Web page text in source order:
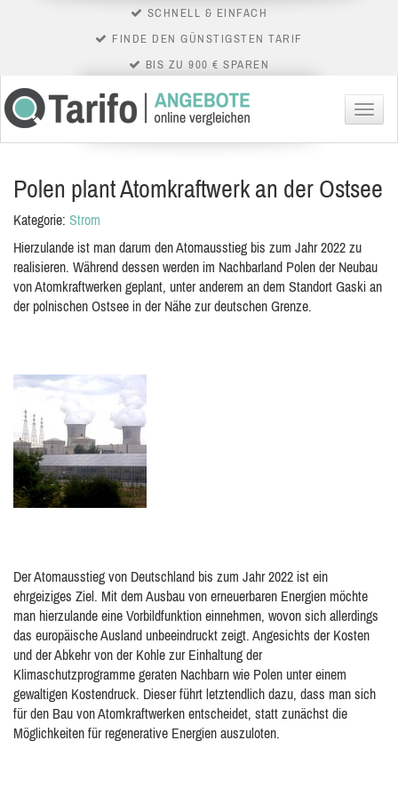
SCHNELL & EINFACH
FINDE DEN GÜNSTIGSTEN TARIF
BIS ZU 900 € SPAREN
Menü
Polen plant Atomkraftwerk an der Ostsee
Kategorie: Strom
Hierzulande ist man darum den Atomausstieg bis zum Jahr 2022 zu
realisieren. Während dessen werden im Nachbarland Polen der Neubau
von Atomkraftwerken geplant, unter anderem an dem Standort Gaski an
der polnischen Ostsee in der Nähe zur deutschen Grenze.
Der Atomausstieg von Deutschland bis zum Jahr 2022 ist ein
ehrgeiziges Ziel. Mit dem Ausbau von erneuerbaren Energien möchte
man hierzulande eine Vorbildfunktion einnehmen, wovon sich allerdings
das europäische Ausland unbeeindruckt zeigt. Angesichts der Kosten
und der Abkehr von der Kohle zur Einhaltung der
Klimaschutzprogramme geraten Nachbarn wie Polen unter einem
gewaltigen Kostendruck. Dieser führt letztendlich dazu, dass man sich
für den Bau von Atomkraftwerken entscheidet, statt zunächst die
Möglichkeiten für regenerative Energien auszuloten.